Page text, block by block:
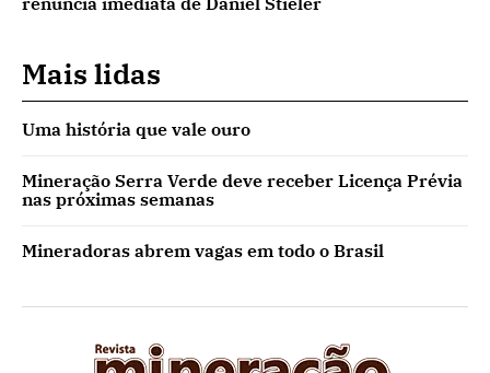
Mais lidas
Uma história que vale ouro
Mineração Serra Verde deve receber Licença Prévia
nas próximas semanas
Mineradoras abrem vagas em todo o Brasil